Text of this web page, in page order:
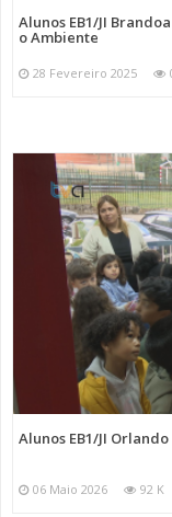
Alunos EB1/JI
o Ambiente
28 Fevereiro 2025
Alunos EB1/JI
06 Maio 2026 92 K